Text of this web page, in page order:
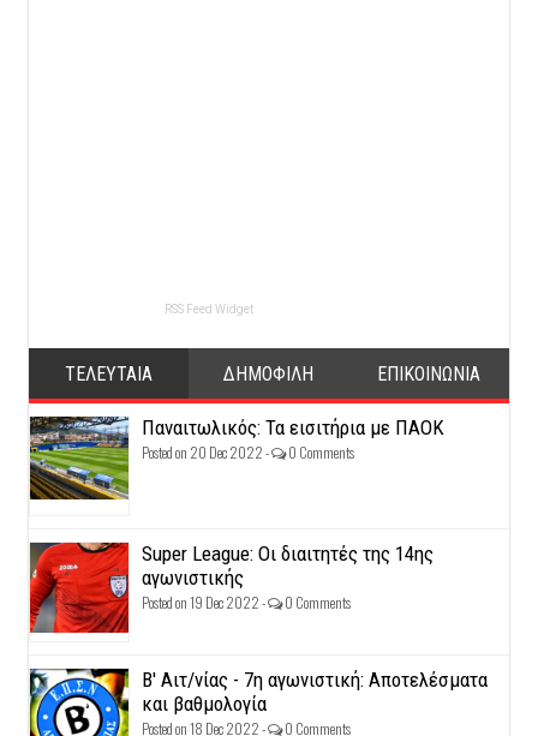
RSS Feed Widget
ΤΕΛΕΥΤΑΙΑ ΔΗΜΟΦΙΛΗ ΕΠΙΚΟΙΝΩΝΙΑ
Παναιτωλικός: Τα εισιτήρια με ΠΑΟΚ
Posted on 20 Dec 2022 - 0 Comments
Super League: Οι διαιτητές της 14ης
αγωνιστικής
Posted on 19 Dec 2022 - 0 Comments
Β' Αιτ/νίας - 7η αγωνιστική: Αποτελέσματα
και βαθμολογία
Posted on 18 Dec 2022 - 0 Comments